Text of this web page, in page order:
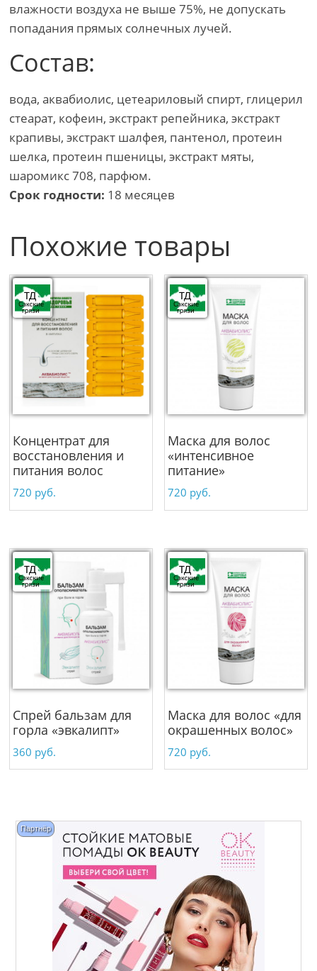
влажности воздуха не выше 75%, не допускать
попадания прямых солнечных лучей.
Состав:
вода, аквабиолис, цетеариловый спирт, глицерил
стеарат, кофеин, экстракт репейника, экстракт
крапивы, экстракт шалфея, пантенол, протеин
шелка, протеин пшеницы, экстракт мяты,
шаромикс 708, парфюм.
Срок годности: 18 месяцев
Похожие товары
Концентрат для
восстановления и
питания волос
720 руб.
Маска для волос
«интенсивное
питание»
720 руб.
Спрей бальзам для
горла «эвкалипт»
360 руб.
Маска для волос «для
окрашенных волос»
720 руб.
Партнёр